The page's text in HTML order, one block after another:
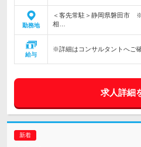
勤務地
＜客先常駐＞静岡県磐田市
相…
給与
※詳細はコンサルタントへご
求人詳細